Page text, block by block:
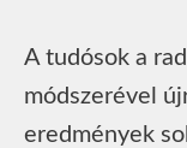
A tudósok a
módszerével
eredmények